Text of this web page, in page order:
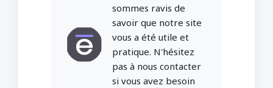
sommes ravis de
savoir que notre site
vous a été utile et
pratique. N'hésitez
pas à nous contacter
si vous avez besoin